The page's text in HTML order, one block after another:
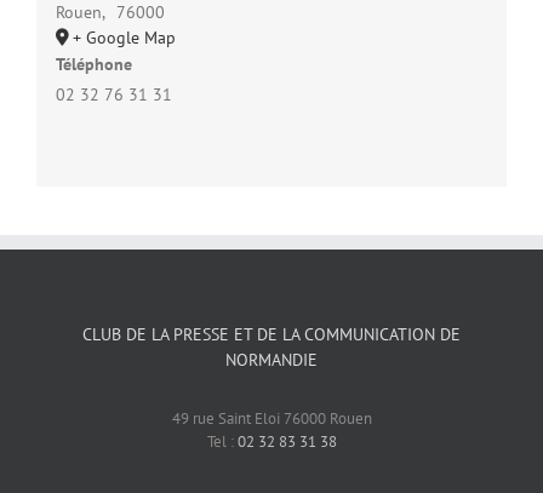
Rouen, 76000
+ Google Map
Téléphone
02 32 76 31 31
CLUB DE LA PRESSE ET DE LA COMMUNICATION DE
NORMANDIE
49 rue Saint Eloi 76000 Rouen
Tel :02 32 83 31 38